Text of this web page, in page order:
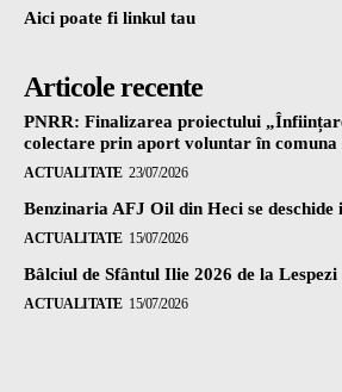
Aici poate fi linkul tau
Articole recente
PNRR: Finalizarea proiectului
colectare prin aport voluntar în comuna
ACTUALITATE 23/07/2026
Benzinaria AFJ Oil din Heci se deschide
ACTUALITATE 15/07/2026
Bâlciul de Sfântul Ilie 2026 de la Lespezi
ACTUALITATE 15/07/2026